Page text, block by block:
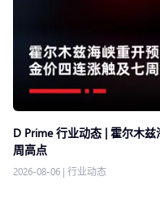
D Prime 行业动态 | 霍尔木
周高点
2026-08-06 | 行业动态